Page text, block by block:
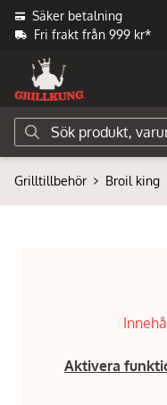
Säker betalning
Fri frakt från 999 kr*
Grilltillbehör Broil king
Aktivera